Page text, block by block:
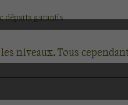
départs garantis
niveaux. Tous